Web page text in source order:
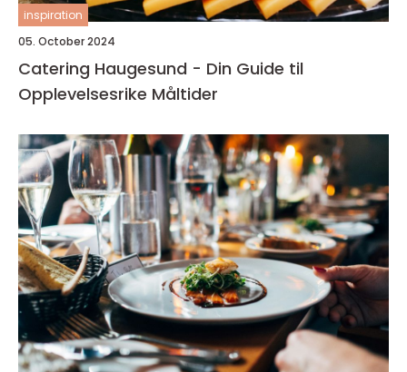
inspiration
05. October 2024
Catering Haugesund - Din Guide til
Opplevelsesrike Måltider